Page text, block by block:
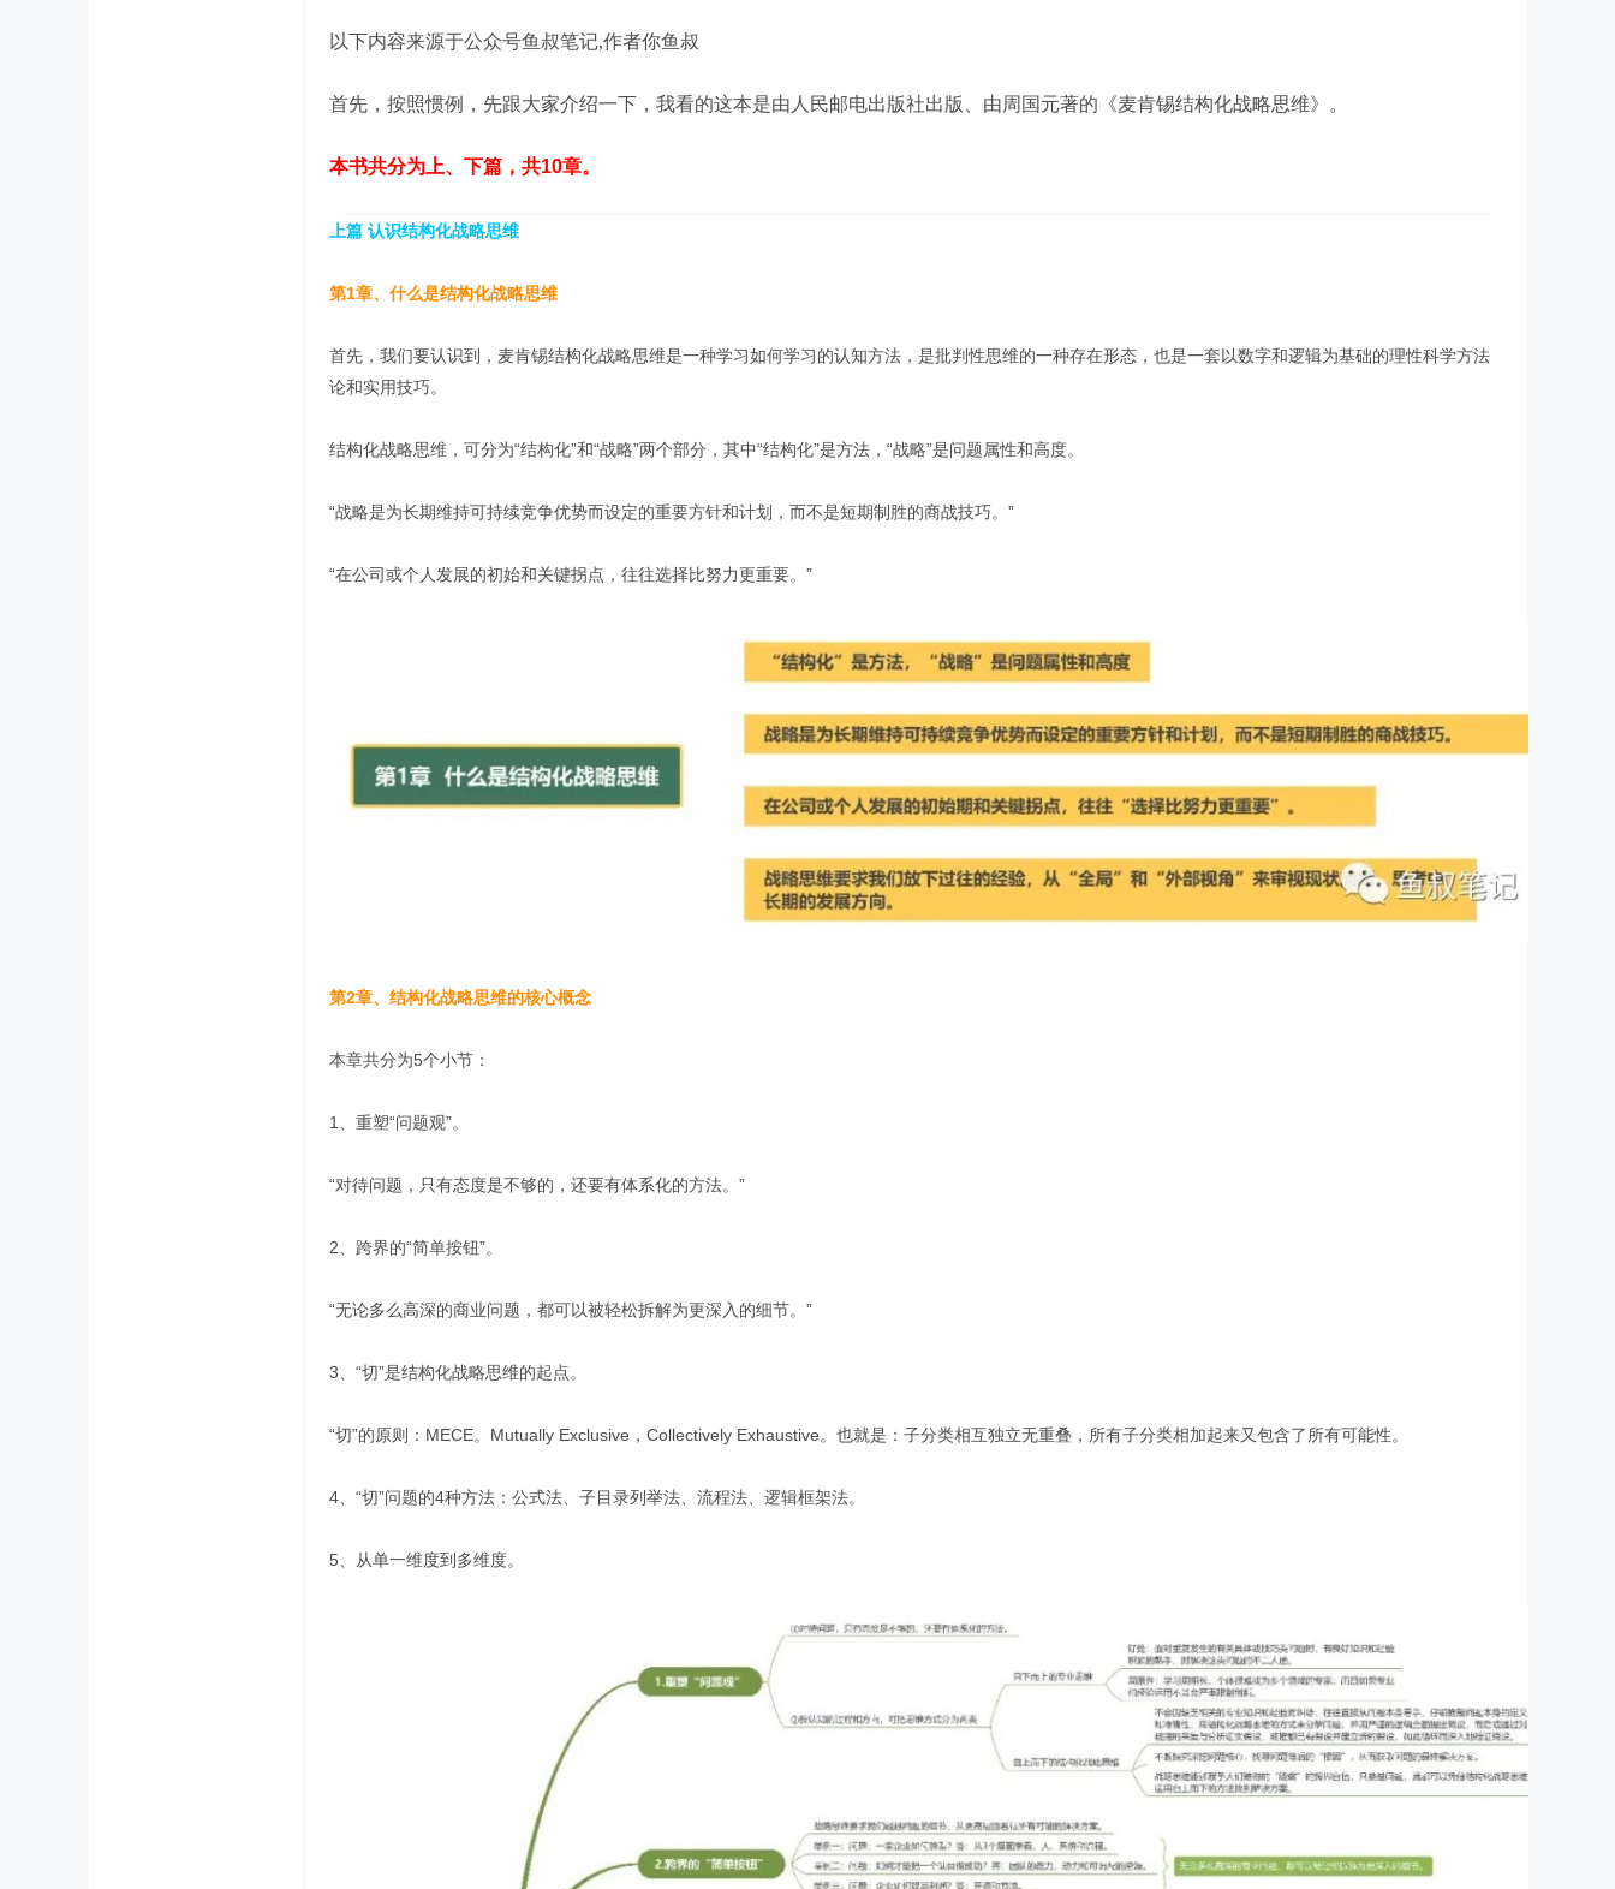
以下内容来源于公众号鱼叔笔记,作者你鱼叔
首先，按照惯例，先跟大家介绍一下，我看的这本是由人民邮电出版社出版、由周国元著的《麦肯锡结构化战略思维》。
本书共分为上、下篇，共10章。
上篇 认识结构化战略思维
第1章、什么是结构化战略思维
首先，我们要认识到，麦肯锡结构化战略思维是一种学习如何学习的认知方法，是批判性思维的一种存在形态，也是一套以数字和逻辑为基础的理性科学方法
论和实用技巧。
结构化战略思维，可分为“结构化”和“战略”两个部分，其中“结构化”是方法，“战略”是问题属性和高度。
“战略是为长期维持可持续竞争优势而设定的重要方针和计划，而不是短期制胜的商战技巧。”
“在公司或个人发展的初始和关键拐点，往往选择比努力更重要。”
第2章、结构化战略思维的核心概念
本章共分为5个小节：
1、重塑“问题观”。
“对待问题，只有态度是不够的，还要有体系化的方法。”
2、跨界的“简单按钮”。
“无论多么高深的商业问题，都可以被轻松拆解为更深入的细节。”
3、“切”是结构化战略思维的起点。
“切”的原则：MECE。Mutually Exclusive，Collectively Exhaustive。也就是：子分类相互独立无重叠，所有子分类相加起来又包含了所有可能性。
4、“切”问题的4种方法：公式法、子目录列举法、流程法、逻辑框架法。
5、从单一维度到多维度。